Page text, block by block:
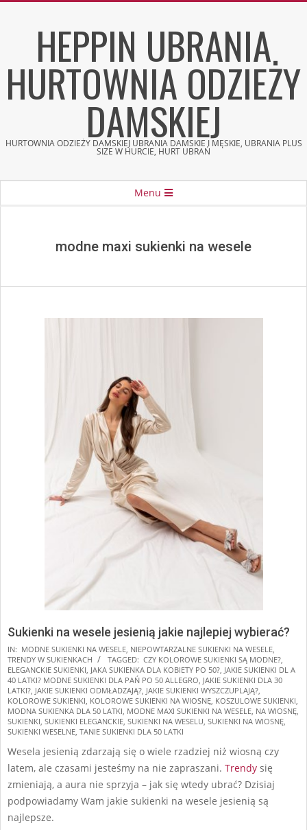
HEPPIN UBRANIA
HURTOWNIA ODZIEŻY
DAMSKIEJ
HURTOWNIA ODZIEŻY DAMSKIEJ UBRANIA DAMSKIE I MĘSKIE, UBRANIA PLUS
SIZE W HURCIE, HURT UBRAŃ
Menu
modne maxi sukienki na wesele
Sukienki na wesele jesienią jakie najlepiej wybierać?
2024-
05-
29
IN: MODNE SUKIENKI NA WESELE NIEPOWTARZALNE SUKIENKI NA WESELE
TRENDY W SUKIENKACH
TAGGED: CZY KOLOROWE SUKIENKI SĄ MODNE?
ELEGANCKIE SUKIENKI JAKA SUKIENKA DLA KOBIETY PO 50? JAKIE SUKIENKI DL A
40 LATKI? MODNE SUKIENKI DLA PAŃ PO 50 ALLEGRO JAKIE SUKIENKI DLA 30
LATKI? JAKIE SUKIENKI ODMŁADZAJĄ? JAKIE SUKIENKI WYSZCZUPLAJĄ?
KOLOROWE SUKIENKI KOLOROWE SUKIENKI NA WIOSNĘ KOSZULOWE SUKIENKI
MODNA SUKIENKA DLA 50 LATKI MODNE MAXI SUKIENKI NA WESELE NA WIOSNĘ
SUKIENKI SUKIENKI ELEGANCKIE SUKIENKI NA WESELU SUKIENKI NA WIOSNĘ
SUKIENKI WESELNE TANIE SUKIENKI DLA 50 LATKI
Wesela jesienią zdarzają się o wiele rzadziej niż wiosną czy
latem, ale czasami jesteśmy na nie zapraszani. Trendy się
zmieniają, a aura nie sprzyja – jak się wtedy ubrać? Dzisiaj
podpowiadamy Wam jakie sukienki na wesele jesienią są
najlepsze.